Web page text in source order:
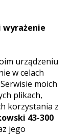
sesje
wyrażenie
urządzeniu
w celach
moich
plikach,
korzystania z
43-300
jego